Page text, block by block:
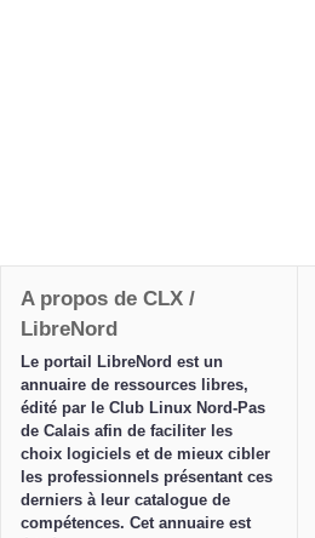
A propos de CLX /
LibreNord
Le portail LibreNord est un
annuaire de ressources libres,
édité par le Club Linux Nord-Pas
de Calais afin de faciliter les
choix logiciels et de mieux cibler
les professionnels présentant ces
derniers à leur catalogue de
compétences. Cet annuaire est